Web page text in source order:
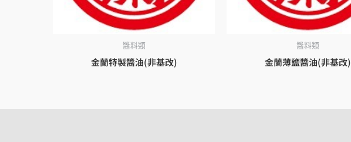
醬料類
金蘭特製醬油(非基改)
醬料類
金蘭薄鹽醬油(非基改)